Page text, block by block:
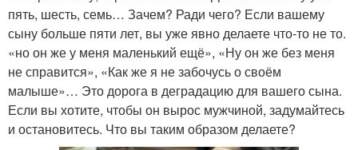
пять, шесть, семь… Зачем? Ради чего? Если вашему
сыну больше пяти лет, вы уже явно делаете что-то не то.
«но он же у меня маленький ещё», «Ну он же без меня
не справится», «Как же я не забочусь о своём
малыше»… Это дорога в деградацию для вашего сына.
Если вы хотите, чтобы он вырос мужчиной, задумайтесь
и остановитесь. Что вы таким образом делаете?